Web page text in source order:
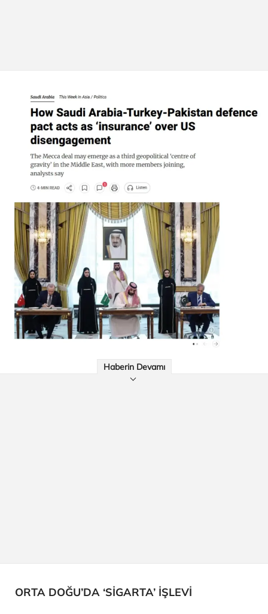
Haberin Devamı
ORTA DOĞU’DA ‘SİGARTA’ İŞLEVİ